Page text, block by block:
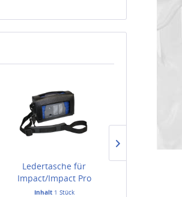
Ledertasche für
Impact/Impact Pro
Inhalt 1 Stück